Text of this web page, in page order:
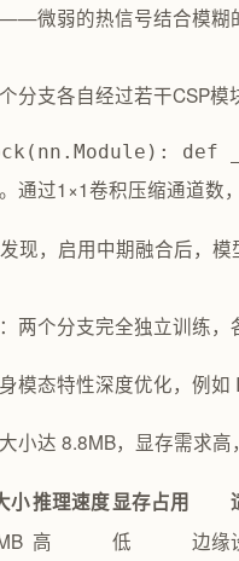
微弱的热信号结合模糊
分支各自经过若干CSP
通过1×1卷积压缩通道数
现，启用中期融合后，
两个分支完全独立训练
模态特性深度优化，例
小达 8.8MB，显存需求
小推理速度显存占用
高 低
边缘